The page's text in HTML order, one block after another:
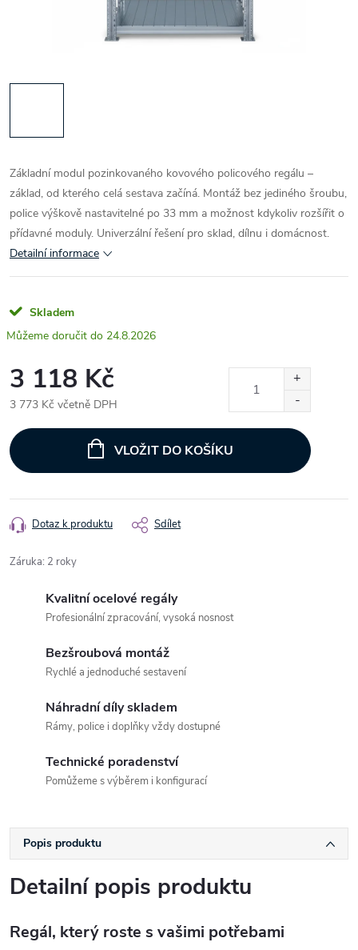
Základní modul pozinkovaného kovového policového regálu –
základ, od kterého celá sestava začíná. Montáž bez jediného šroubu,
police výškově nastavitelné po 33 mm a možnost kdykoliv rozšířit o
přídavné moduly. Univerzální řešení pro sklad, dílnu i domácnost.
Detailní informace
Skladem
24.8.2026
3 118 Kč
3 773 Kč včetně DPH
cena:
VLOŽIT DO KOŠÍKU
Dotaz k produktu Sdílet
Záruka: 2 roky
Kvalitní ocelové regály
Profesionální zpracování, vysoká nosnost
Bezšroubová montáž
Rychlé a jednoduché sestavení
Náhradní díly skladem
Rámy, police i doplňky vždy dostupné
Technické poradenství
Pomůžeme s výběrem i konfigurací
Popis produktu
Detailní popis produktu
Regál, který roste s vašimi potřebami